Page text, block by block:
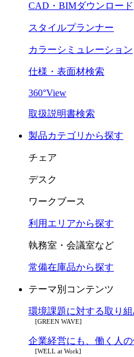
CAD・BIMダウンロード
スタイルプランナー
カラーシミュレーション
仕様・表面材検索
360°View
取扱説明書検索
製品カテゴリから探す
チェア
デスク
ワークブース
利用エリアから探す
執務室・会議室など
常備在庫品から探す
テーマ別コンテンツ
環境課題に対する取り組
[GREEN WAVE]
企業経営にも、働く人
[WELL at Work]